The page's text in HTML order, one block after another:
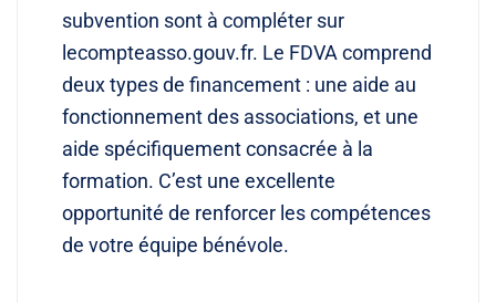
subvention sont à compléter sur
lecompteasso.gouv.fr. Le FDVA comprend
deux types de financement : une aide au
fonctionnement des associations, et une
aide spécifiquement consacrée à la
formation. C’est une excellente
opportunité de renforcer les compétences
de votre équipe bénévole.